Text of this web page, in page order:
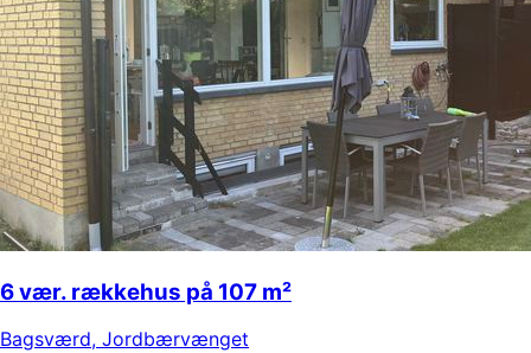
6 vær. rækkehus på 107 m²
Bagsværd, Jordbærvænget